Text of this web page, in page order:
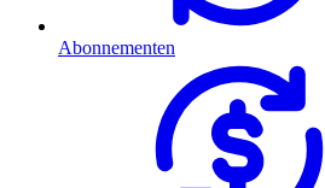
Abonnementen